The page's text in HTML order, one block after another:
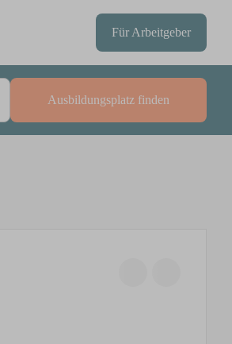
Für Arbeitgeber
Ausbildungsplatz finden